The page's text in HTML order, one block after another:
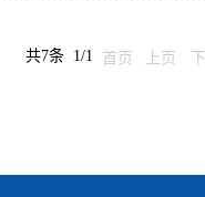
共7条 1/1 首页 上页